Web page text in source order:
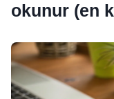
okunur (en